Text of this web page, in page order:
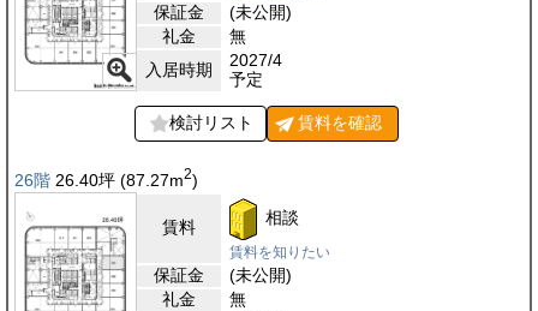
保証金
(未公開)
礼金
無
入居時期
2027/4
予定
検討リスト 賃料を確認
26階 26.40坪 (87.27m2)
賃料 相談
賃料を知りたい
保証金
(未公開)
礼金
無